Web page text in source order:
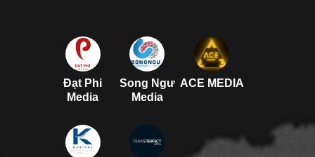
Đạt Phi
Media
Song Ngư
Media
ACE MEDIA